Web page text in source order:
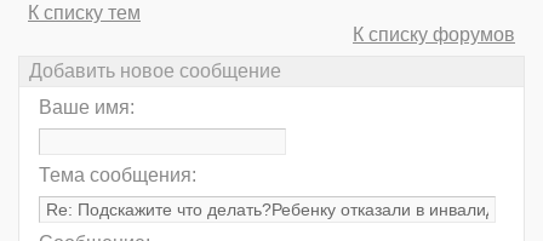
К списку тем
К списку форумов
Добавить новое сообщение
Ваше имя:
Тема сообщения: